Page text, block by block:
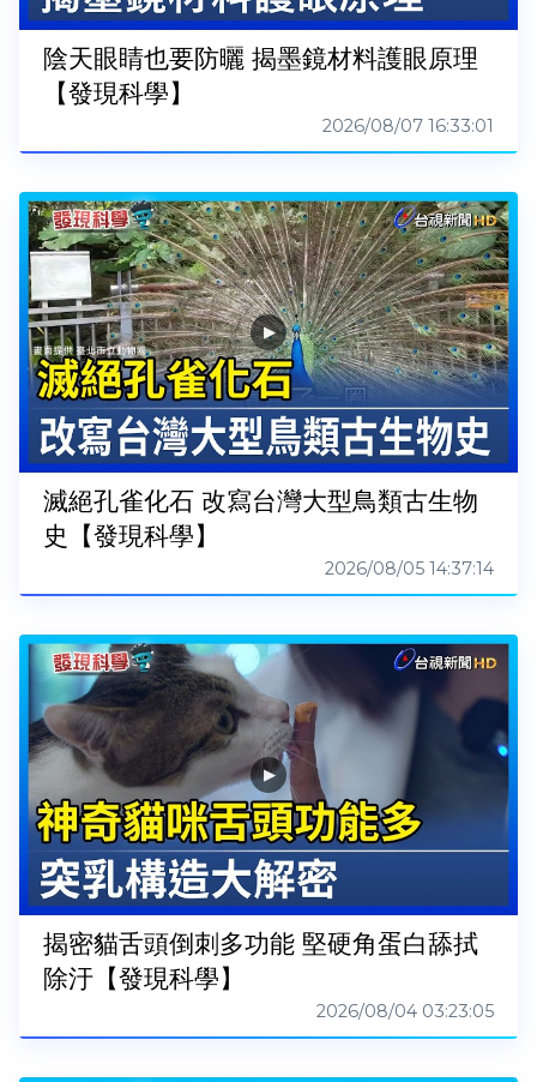
陰天眼睛也要防曬 揭墨鏡材料護眼原理
【發現科學】
2026/08/07 16:33:01
滅絕孔雀化石 改寫台灣大型鳥類古生物
史【發現科學】
2026/08/05 14:37:14
揭密貓舌頭倒刺多功能 堅硬角蛋白舔拭
除汙【發現科學】
2026/08/04 03:23:05